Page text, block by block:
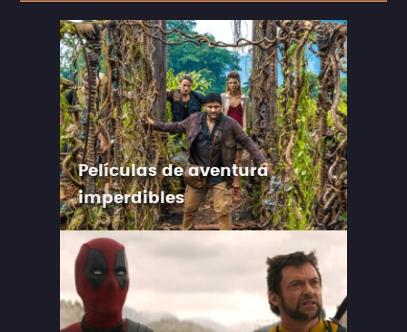
Películas de aventura
imperdibles